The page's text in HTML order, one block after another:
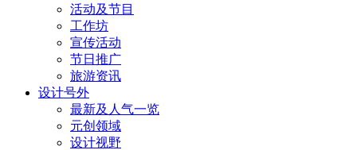
活动及节目
工作坊
宣传活动
节日推广
旅游资讯
设计号外
最新及人气一览
元创领域
设计视野